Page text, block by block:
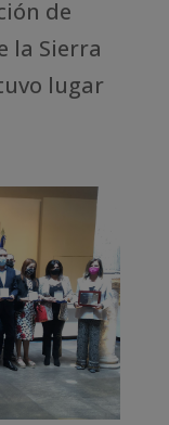
de
la Sierra
lugar